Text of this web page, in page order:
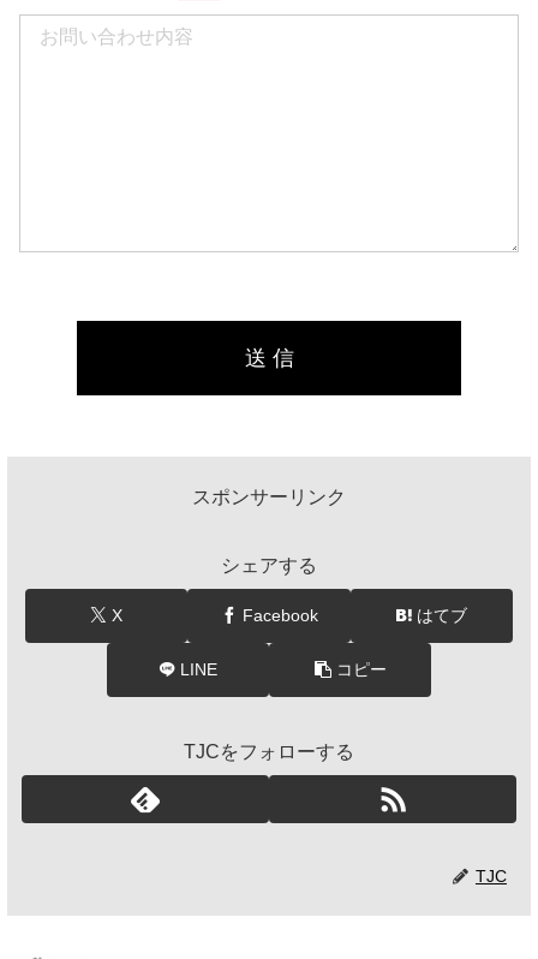
スポンサーリンク
シェアする
X Facebook はてブ
LINE コピー
TJCをフォローする
TJC